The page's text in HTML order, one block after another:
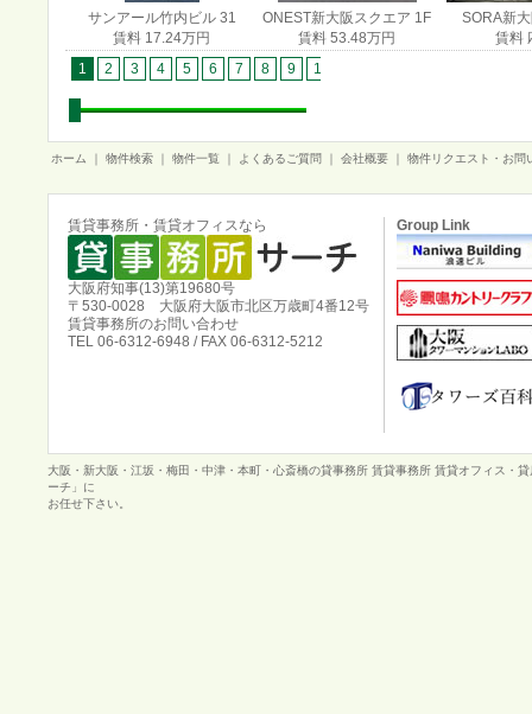
サンアール竹内ビル 31
賃料 17.24万円
ONEST新大阪スクエア 1F
賃料 53.48万円
SORA新
賃料
1
2 3 4 5 6 7 8 9 10
ホーム 物件検索 物件一覧 よくあるご質問 会社概要 物件リクエスト・お問
賃貸事務所・賃貸オフィスなら
大阪府知事(13)第19680号
〒530-0028 大阪府大阪市北区万歳町4番12号
賃貸事務所のお問い合わせ
TEL 06-6312-6948 / FAX 06-6312-5212
Group Link
大阪・新大阪・江坂・梅田・中津・本町・心斎橋の貸事務所 賃貸事務所 賃貸オフィス・
ーチ」に
お任せ下さい。